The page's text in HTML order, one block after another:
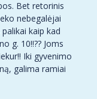
Bet retorinis
nebegalėjai
kaip kad
g. 10!!?? Joms
Iki gyvenimo
galima ramiai